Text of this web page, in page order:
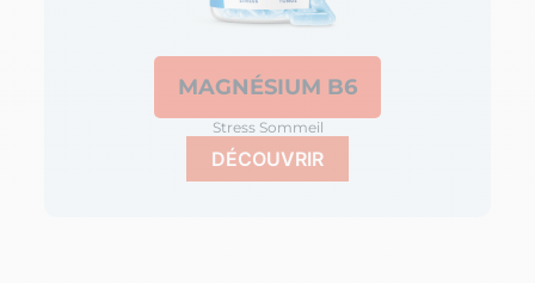
MAGNÉSIUM B6
Stress Sommeil
DÉCOUVRIR